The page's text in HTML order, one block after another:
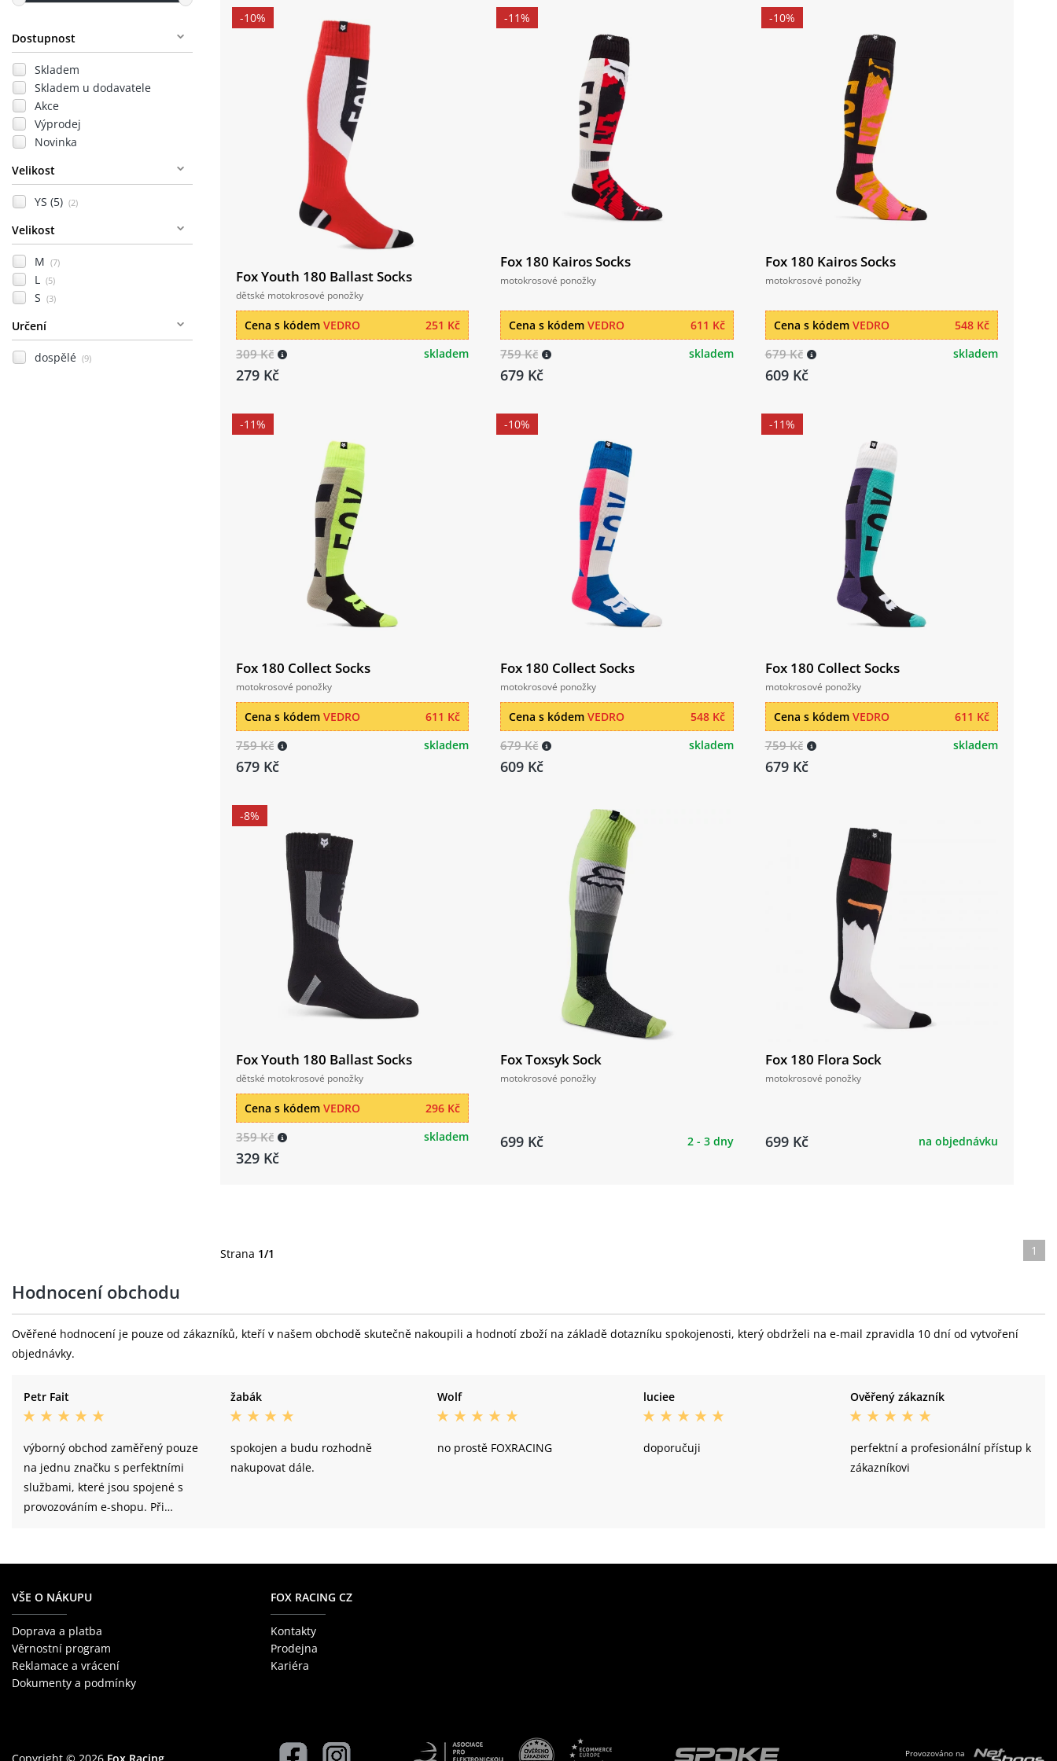
Dostupnost
Skladem
Skladem u dodavatele
Akce
Výprodej
Novinka
Velikost
YS (5) (2)
Velikost
M (7)
L (5)
S (3)
Určení
dospělé (9)
-10%
Fox Youth 180 Ballast Socks
dětské motokrosové ponožky
251 Kč
Cena s kódem VEDRO
309 Kč
279 Kč
skladem
-11%
Fox 180 Kairos Socks
motokrosové ponožky
611 Kč
Cena s kódemVEDRO
759 Kč
679 Kč
skladem
-10%
Fox 180 Kairos Socks
motokrosové ponožky
548 Kč
Cena s kódem VEDRO
679 Kč
609 Kč
skladem
-11%
Fox 180 Collect Socks
motokrosové ponožky
611 Kč
Cena s kódem VEDRO
759 Kč
679 Kč
skladem
-10%
Fox 180 Collect Socks
motokrosové ponožky
548 Kč
Cena s kódemVEDRO
679 Kč
609 Kč
skladem
-11%
Fox 180 Collect Socks
motokrosové ponožky
611 Kč
Cena s kódem VEDRO
759 Kč
679 Kč
skladem
-8%
Fox Youth 180 Ballast Socks
dětské motokrosové ponožky
296 Kč
Cena s kódem VEDRO
359 Kč
329 Kč
skladem
Fox Toxsyk Sock
motokrosové ponožky
699 Kč 2 - 3 dny
Fox 180 Flora Sock
motokrosové ponožky
699 Kč na objednávku
Strana 1/1 1
Hodnocení obchodu
Ověřené hodnocení je pouze od zákazníků, kteří v našem obchodě skutečně nakoupili a hodnotí zboží na základě dotazníku spokojenosti, který obdrželi na e-mail zpravidla 10 dní od vytvoření
objednávky.
Petr Fait
výborný obchod zaměřený pouze
na jednu značku s perfektními
službami, které jsou spojené s
provozováním e-shopu. Při
žabák
spokojen a budu rozhodně
nakupovat dále.
Wolf
no prostě FOXRACING
luciee
doporučuji
Ověřený zákazník
perfektní a profesionální přístup k
zákazníkovi
VŠE O NÁKUPU
Doprava a platba
Věrnostní program
Reklamace a vrácení
Dokumenty a podmínky
FOX RACING CZ
Kontakty
Prodejna
Kariéra
Provozováno na